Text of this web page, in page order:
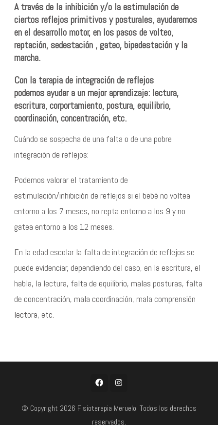
A través de la inhibición y/o la estimulación de
ciertos reflejos primitivos y posturales, ayudaremos
en el desarrollo motor, en los pasos de volteo,
reptación, sedestación , gateo, bipedestación y la
marcha.
Con la terapia de integración de reflejos
podemosayudar a un mejor aprendizaje: lectura,
escritura, corportamiento, postura, equilibrio,
coordinación, concentración, etc.
Cuándo se sospecha de una falta o de una pobre
integración de reflejos:
Podemos valorar el tratamiento de
estimulación/inhibición de reflejos si el bebé no voltea
entorno a los 7 meses, no repta entorno a los 9 y no
gatea entorno a los 12 meses.
En la edad escolar la falta de integración de reflejos se
puede evidenciar, dependiendo del caso, en la escritura, el
habla, la lectura, falta de equilibrio, malas posturas, falta
de concentración, mala coordinación, mala comprensión
lectora, etc.
© Copyright 2026 Fisioterapia Meruelo. Todos los derechos
reservados.